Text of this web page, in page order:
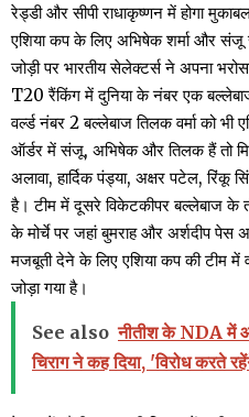
रेड्डी और सीपी राधाकृष्णन में होगा
एशिया कप के लिए अभिषेक शर्मा और संजू
जोड़ी पर भारतीय सेलेक्टर्स ने अपना
T20 रैंकिंग में दुनिया के नंबर एक
वर्ल्ड नंबर 2 बल्लेबाज तिलक वर्मा को भी
ऑर्डर में संजू, अभिषेक और तिलक हैं तो
अलावा, हार्दिक पंड्या, अक्षर पटेल, रिंकू
है। टीम में दूसरे विकेटकीपर बल्लेबाज के
के मोर्चे पर जहां बुमराह और अर्शदीप पेस
मजबूती देने के लिए एशिया कप की टीम में
जोड़ा गया है।
See also नीतीश के NDA में
चिराग ने कह दिया, 'विरोध करते